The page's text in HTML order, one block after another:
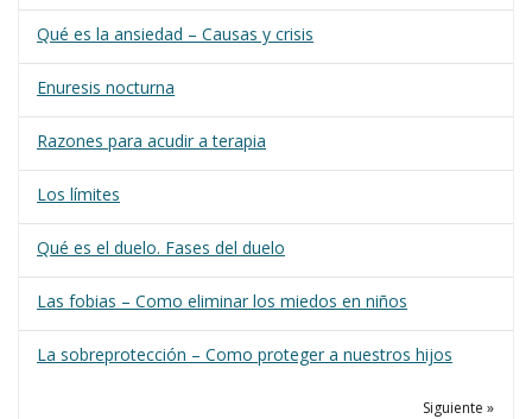
Qué es la ansiedad – Causas y crisis
Enuresis nocturna
Razones para acudir a terapia
Los límites
Qué es el duelo. Fases del duelo
Las fobias – Como eliminar los miedos en niños
La sobreprotección – Como proteger a nuestros hijos
Siguiente »